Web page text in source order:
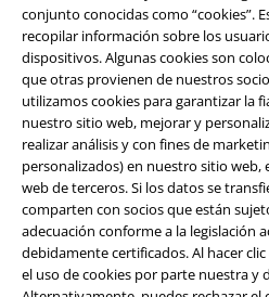
conjunto conocidas como “cookies”.
recopilar información sobre los
dispositivos. Algunas cookies son
que otras provienen de nuestros
utilizamos cookies para garantizar la
nuestro sitio web, mejorar y
realizar análisis y con fines de
personalizados) en nuestro sitio web,
web de terceros. Si los datos se
comparten con socios que están
adecuación conforme a la legislación
debidamente certificados. Al hacer clic
el uso de cookies por parte nuestra y
promoción.
Nuestro servicio de
disposición
Nuestro servicio de atención al cliente
a 15:30.Más información
Chat